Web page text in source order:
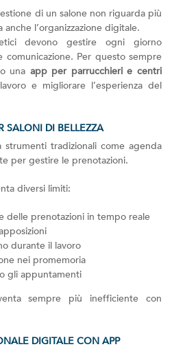
di un salone non riguarda più
l’organizzazione digitale.
devono gestire ogni giorno
Per questo sempre
una app per parrucchieri e centri
e migliorare l’esperienza del
SALONI DI BELLEZZA
strumenti tradizionali come agenda
per gestire le prenotazioni.
diversi limiti:
delle prenotazioni in tempo reale
durante il lavoro
nei promemoria
gli appuntamenti
sempre più inefficiente con
DIGITALE CON APP